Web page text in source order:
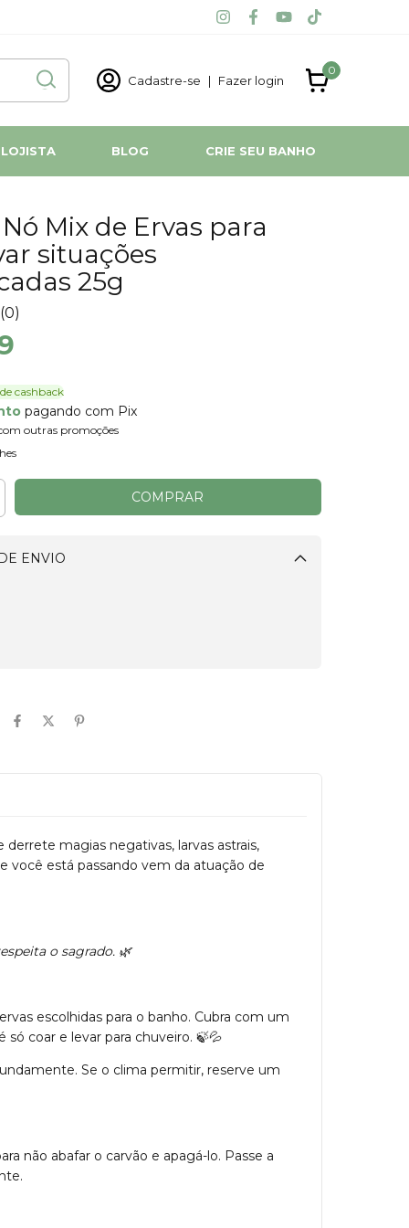
Cadastre-se | Fazer login
0
BLOG CRIE SEU BANHO
Mix de Ervas para
situações
25g
(0)
de cashback
pagando com Pix
outras promoções
ENVIO
magias negativas, larvas astrais,
você está passando vem da atuação de
o sagrado. 🌿
escolhidas para o banho. Cubra com um
coar e levar para chuveiro. 🍃💦
Se o clima permitir, reserve um
não abafar o carvão e apagá-lo. Passe a